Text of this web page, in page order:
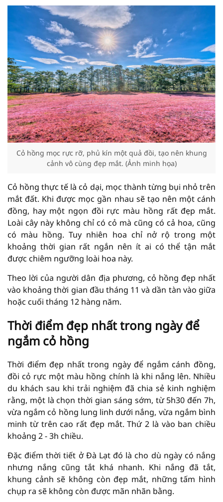
Cỏ hồng mọc rực rỡ, phủ kín một quả đồi, tạo nên khung
cảnh vô cùng đẹp mắt. (Ảnh minh họa)
Cỏ hồng thực tế là cỏ dại, mọc thành từng bụi nhỏ trên
mắt đất. Khi được mọc gần nhau sẽ tạo nên một cánh
đồng, hay một ngọn đồi rực màu hồng rất đẹp mắt.
Loài cây này không chỉ có cỏ mà cũng có cả hoa, cũng
có màu hồng. Tuy nhiên hoa chỉ nở rộ trong một
khoảng thời gian rất ngắn nên ít ai có thể tận mắt
được chiêm ngưỡng loài hoa này.
Theo lời của người dân địa phương, cỏ hồng đẹp nhất
vào khoảng thời gian đầu tháng 11 và dần tàn vào giữa
hoặc cuối tháng 12 hàng năm.
Thời điểm đẹp nhất trong ngày để
ngắm cỏ hồng
Thời điểm đẹp nhất trong ngày để ngắm cánh đồng,
đồi cỏ rực một màu hồng chính là khi nắng lên. Nhiều
du khách sau khi trải nghiệm đã chia sẻ kinh nghiệm
rằng, một là chọn thời gian sáng sớm, từ 5h30 đến 7h,
vừa ngắm cỏ hồng lung linh dưới nắng, vừa ngắm bình
minh từ trên cao rất đẹp mắt. Thứ 2 là vào ban chiều
khoảng 2 - 3h chiều.
Đặc điểm thời tiết ở Đà Lạt đó là cho dù ngày có nắng
nhưng nắng cũng tắt khá nhanh. Khi nắng đã tắt,
khung cảnh sẽ không còn đẹp mắt, những tấm hình
chụp ra sẽ không còn được mãn nhãn bằng.